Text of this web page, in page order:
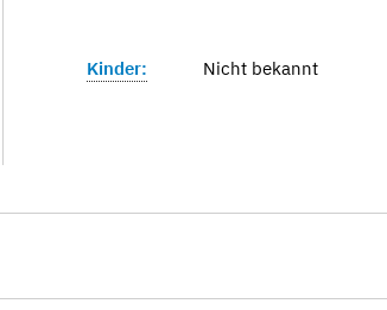
Kinder: Nicht bekannt